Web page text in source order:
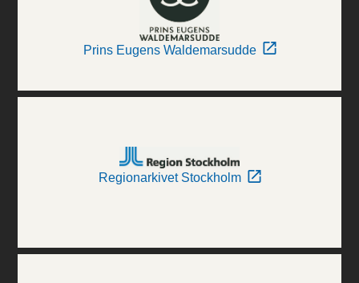
Prins Eugens Waldemarsudde
Regionarkivet Stockholm